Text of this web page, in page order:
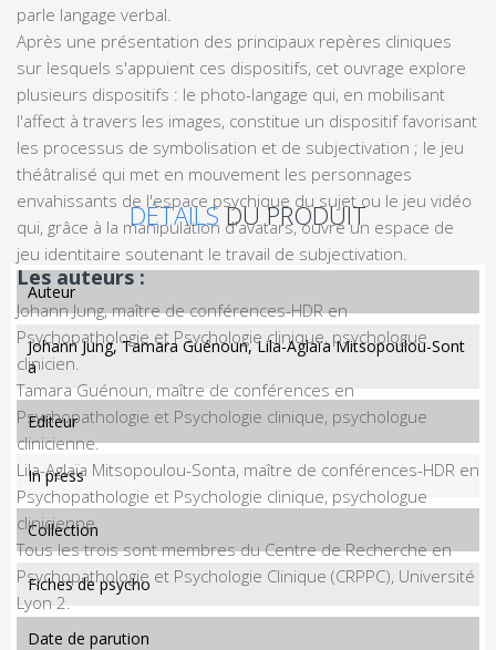
parle langage verbal.
Après une présentation des principaux repères cliniques
sur lesquels s'appuient ces dispositifs, cet ouvrage explore
plusieurs dispositifs : le photo-langage qui, en mobilisant
l'affect à travers les images, constitue un dispositif favorisant
les processus de symbolisation et de subjectivation ; le jeu
théâtralisé qui met en mouvement les personnages
envahissants de l'espace psychique du sujet ou le jeu vidéo
qui, grâce à la manipulation d'avatars, ouvre un espace de
jeu identitaire soutenant le travail de subjectivation.
Les auteurs :
Johann Jung, maître de conférences-HDR en
Psychopathologie et Psychologie clinique, psychologue
clinicien.
Tamara Guénoun, maître de conférences en
Psychopathologie et Psychologie clinique, psychologue
clinicienne.
Lila-Aglaïa Mitsopoulou-Sonta, maître de conférences-HDR en
Psychopathologie et Psychologie clinique, psychologue
clinicienne.
Tous les trois sont membres du Centre de Recherche en
Psychopathologie et Psychologie Clinique (CRPPC), Université
Lyon 2.
DÉTAILSDU PRODUIT
auteur
Johann Jung, Tamara Guénoun, Lila-Aglaïa Mitsopoulou-Sont
a
editeur
In press
collection
Fiches de psycho
date de parution